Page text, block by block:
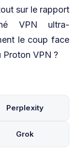
sur le rapport
VPN ultra-
le coup face
Proton VPN ?
Perplexity
Grok